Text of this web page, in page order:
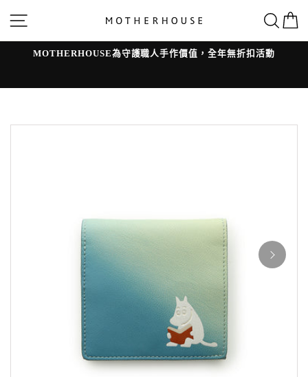
內
搜尋
MOTHERHOUSE為守護職人手作價值，全年無折扣活動